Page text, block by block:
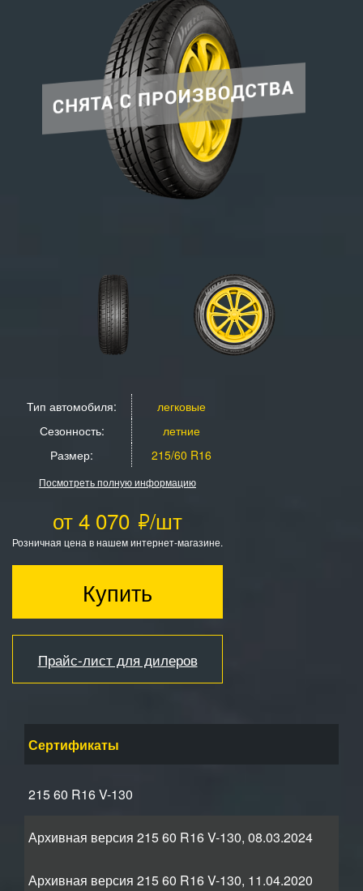
Тип автомобиля:
легковые
Сезонность:
летние
Размер:
215/60 R16
Посмотреть полную информацию
от 4 070 /шт
Розничная цена в нашем интернет-магазине.
Купить
Прайс-лист для дилеров
Сертификаты
215 60 R16 V-130
Архивная версия 215 60 R16 V-130, 08.03.2024
Архивная версия 215 60 R16 V-130, 11.04.2020